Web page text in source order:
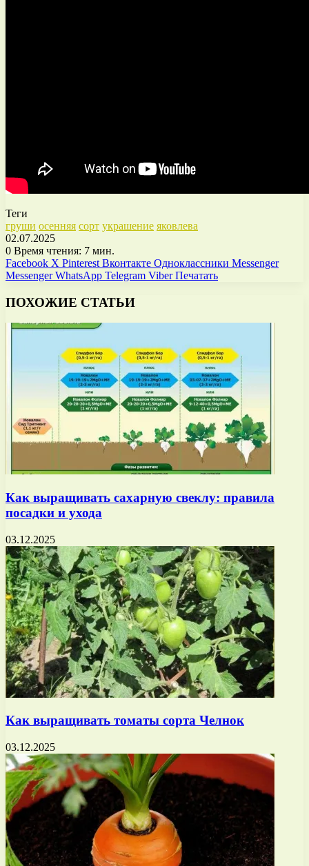
Теги
груши осенняя сорт украшение яковлева
02.07.2025
0 Время чтения: 7 мин.
Facebook X Pinterest Вконтакте Одноклассники Messenger
Messenger WhatsApp Telegram Viber Печатать
ПОХОЖИЕ СТАТЬИ
Как выращивать сахарную свеклу: правила
посадки и ухода
03.12.2025
Как выращивать томаты сорта Челнок
03.12.2025